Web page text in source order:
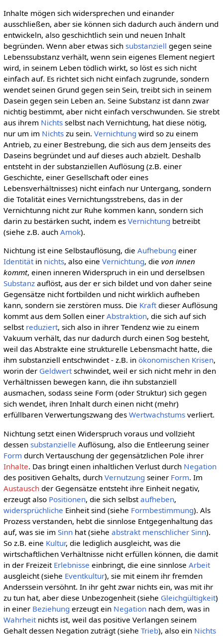
Inhalte mögen sich widersprechen und einander
ausschließen, aber sie können sich dadurch auch ändern und
entwickeln, also geschichtlich sein und neuen Inhalt
begründen. Wenn aber etwas sich substanziell gegen seine
Lebenssubstanz verhält, wenn sein eigenes Element negiert
wird, in seinem Leben tödlich wirkt, so löst es sich nicht
einfach auf. Es richtet sich nicht einfach zugrunde, sondern
wendet seinen Grund gegen sein Sein, treibt sich in seinem
Dasein gegen sein Leben an. Seine Substanz ist dann zwar
nichtig bestimmt, aber nicht einfach verschwunden. Sie strebt
aus ihrem Nichtsselbst nach Vernichtung, hat diese nötig,
nur um im Nichtszu sein. Vernichtung wird so zu einem
Antrieb, zu einer Bestrebung, die sich aus dem Jenseits des
Daseins begründet und auf dieses auch abzielt. Deshalb
entsteht in der substanziellen Auflösung (z.B. einer
Geschichte, einer Gesellschaft oder eines
Lebensverhältnisses) nicht einfach nur Untergang, sondern
die Totalität eines Vernichtungsstrebens, das in der
Vernichtunng nicht zur Ruhe kommen kann, sondern sich
darin zu bestärken sucht, indem es Vernichtung betreibt
(siehe z.B. auch Amok).
Nichtung ist eine Selbstauflösung, die Aufhebung einer
Identitätin nichts, also eine Vernichtung, die von innen
kommt, einen inneren Widerspruch in ein und derselbsen
Substanzauflöst, aus der er sich bildet und von daher seine
Gegensätze nicht fortbilden und nicht wirklich aufheben
kann, sondern sie zerstören muss. Die Kraftdieser Auflösung
kommt aus dem Sollen einer Abstraktion, die sich auf sich
selbst reduziert, sich also in ihrer Tendenz wie zu einem
Vakuum verhält, das nur dadurch durch einen Sog besteht,
weil das Abstrakte eine strukturelle Lebensmacht hatte, die
ihm substanziell entschwindet - z.B. in ökonomischen Krisen,
worin der Geldwertschwindet, weil er sich nicht mehr in den
Verhältnissen bewegen kann, die ihn substanziell
ausmachen, sodass seine Form (oder Struktur) sich gegen
sich wendet, ihren Inhalt durch einen nicht (mehr)
erfüllbaren Verwertungszwang des Wertwachstumsverliert.
Nichtung setzt einen Widerspruch voraus und vollzieht
dessen substanzielle Auflösung, also die Entleerung seiner
Form durch Vertauschung der gegensätzlichen Pole ihrer
Inhalte. Das bringt einen inhaltlichen Verlust durch Negation
des positiven Gehalts, durch Vernutzung seiner Form. Im
Austauschder Gegensätze entsteht ihre Einheit negativ,
erzeugt also Positionen, die sich selbstaufheben,
widersprüchliche Einheit sind (siehe Formbestimmung). Als
Prozess verstanden, hebt die sinnlose Entgegenhaltung das
auf, was sie im Sinnhat (siehe abstrakt menschlicher Sinn).
So z.B. eine Kultur, die lediglich ausgleicht, was die
wirtschaftlichen Verhältnisse nicht erfüllen können, die damit
in der Freizeit Erlebnisse einbringt, die eine sinnlose Arbeit
ausgleicht (siehe Eventkultur), sie mit einem ihr fremden
Anderssein versöhnt. In ihr geht zwar nichts ein, was mit ihr
zu tun hat, aber diese Unbezogenheit (siehe Gleichgültigkeit)
in einer Beziehung erzeugt ein Negationnach dem, was in
Wahrheitnichts ist, weil das positive Verlangen seinem
Gehalt dessen Negation zuträgt (siehe Trieb), also ein Nichts